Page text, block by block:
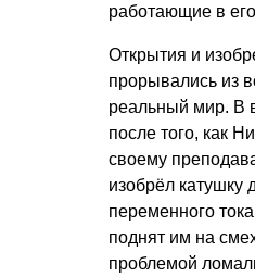
работающие в
Открытия и
прорывались из
реальный мир. В
после того, как
своему
изобрёл катушку
переменного
поднят им на
проблемой